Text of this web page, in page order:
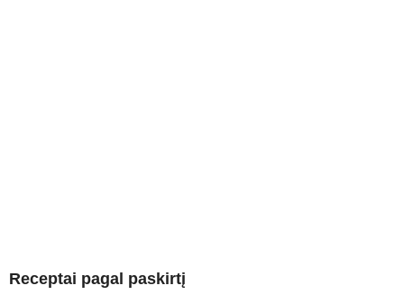
Receptai pagal paskirtį